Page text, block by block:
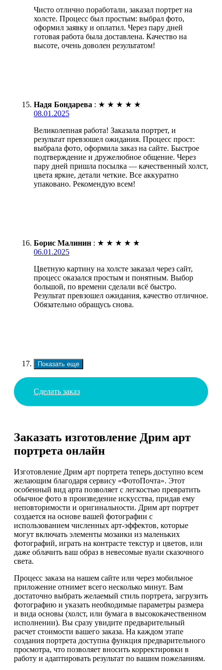
Чисто отлично поработали, заказал портрет на
холсте. Процесс был простым: выбрал фото,
оформил заявку и оплатил. Через пару дней
готовая работа была доставлена. Качество на
высоте, очень доволен результатом!
Надя Бондарева : ★ ★ ★ ★ ★
08.01.2025
Великолепная работа! Заказала портрет, и
результат превзошел ожидания. Процесс прост:
выбрала фото, оформила заказ на сайте. Быстрое
подтверждение и дружелюбное общение. Через
пару дней пришла посылка — качественный холст,
цвета яркие, детали четкие. Все аккуратно
упаковано. Рекомендую всем!
Борис Малинин : ★ ★ ★ ★ ★
06.01.2025
Цветную картину на холсте заказал через сайт,
процесс оказался простым и понятным. Выбор
большой, по времени сделали всё быстро.
Результат превзошел ожидания, качество отличное.
Обязательно обращусь снова.
Показать еще
Сделать заказ
Заказать изготовление Дрим арт
портрета онлайн
Изготовление Дрим арт портрета теперь доступно всем
желающим благодаря сервису «ФотоПочта». Этот
особенный вид арта позволяет с легкостью превратить
обычное фото в произведение искусства, придав ему
неповторимости и оригинальности. Дрим арт портрет
создается на основе вашей фотографии с
использованием численных арт-эффектов, которые
могут включать элементы мозаики из маленьких
фотографий, играть на контрасте текстур и цветов, или
даже облачить ваш образ в невесомые вуали сказочного
света.
Процесс заказа на нашем сайте или через мобильное
приложение отнимет всего несколько минут. Вам
достаточно выбрать желаемый стиль портрета, загрузить
фотографию и указать необходимые параметры размера
и вида основы (холст, или бумага в высококачественном
исполнении). Вы сразу увидите предварительный
расчет стоимости вашего заказа. На каждом этапе
создания портрета доступна функция предварительного
просмотра, что позволяет вносить корректировки в
работу и адаптировать результат по вашим пожеланиям.